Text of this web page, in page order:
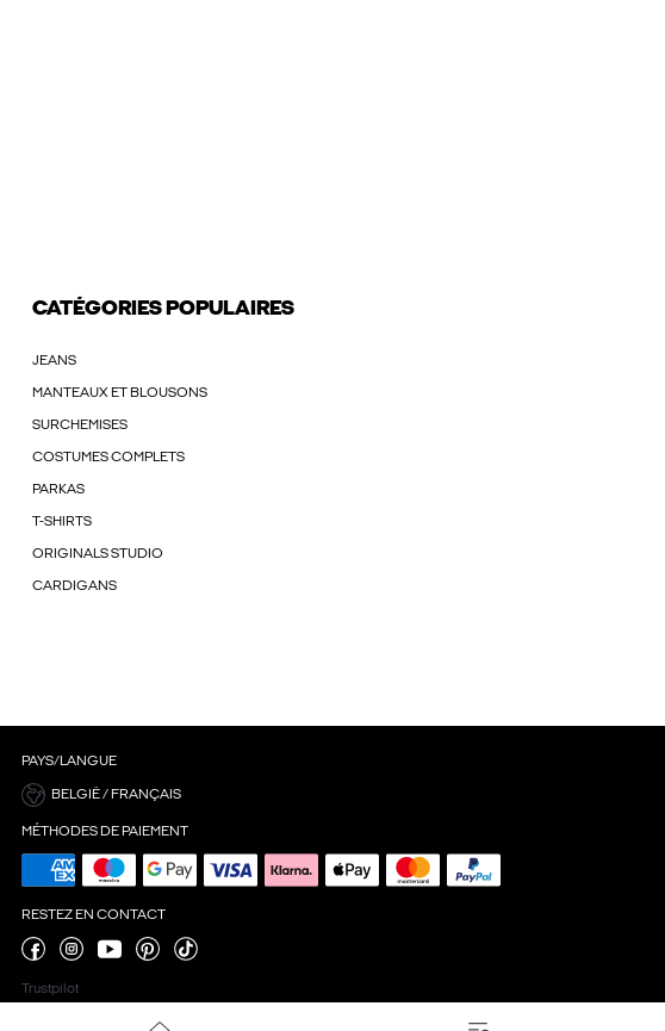
CATÉGORIES POPULAIRES
JEANS
MANTEAUX ET BLOUSONS
SURCHEMISES
COSTUMES COMPLETS
PARKAS
T-SHIRTS
ORIGINALS STUDIO
CARDIGANS
PAYS/LANGUE
BELGIË / FRANÇAIS
MÉTHODES DE PAIEMENT
RESTEZ EN CONTACT
Trustpilot